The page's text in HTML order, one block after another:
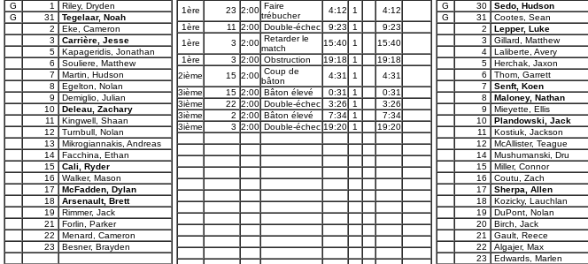
G
1
Riley, Dryden
G
31
Tegelaar, Noah
2
Eke, Cameron
3
Carrière, Jesse
5
Kapageridis, Jonathan
6
Souliere, Matthew
7
Martin, Hudson
8
Egelton, Nolan
9
Demiglio, Julian
10
Deleau, Zachary
11
Kingwell, Shaan
12
Turnbull, Nolan
13
Mikrogiannakis, Andreas
14
Facchina, Ethan
15
Cali, Ryder
16
Walker, Mason
17
McFadden, Dylan
18
Arsenault, Brett
19
Rimmer, Jack
21
Forlin, Parker
22
Menard, Cameron
23
Besner, Brayden
1ère
23 2:00 Faire
trébucher
4:12 1
4:12
1ère
11 2:00 Double-échec 9:23 1
9:23
1ère
3 2:00 Retarder le
match
15:40 1
15:40
1ère
3 2:00 Obstruction 19:18 1
19:18
2ième
15 2:00 Coup de
bâton
4:31 1
4:31
3ième
15 2:00 Bâton élevé 0:31 1
0:31
3ième
22 2:00 Double-échec 3:26 1
3:26
3ième
2 2:00 Bâton élevé 7:34 1
7:34
3ième
3 2:00 Double-échec 19:20 1 19:20
G
30
Sedo, Hudson
G
31
Cootes, Sean
2
Lepper, Luke
3
Gillard, Matthew
4
Laliberte, Avery
5
Herchak, Jaxon
6
Thom, Garrett
7
Senft, Koen
8
Maloney, Nathan
9
Mieyette, Ellis
10
Plandowski, Jack
11
Kostiuk, Jackson
12
McAllister, Teague
14
Mushumanski, Dru
15
Miller, Connor
16
Coutu, Zach
17
Sherpa, Allen
18
Kozicky, Lauchlan
19
DuPont, Nolan
20
Birch, Jack
21
Gault, Reece
22
Algajer, Max
23
Edwards, Marlen